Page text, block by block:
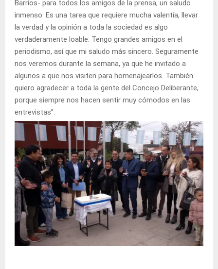
Barrios- para todos los amigos de la prensa, un saludo
inmenso. Es una tarea que requiere mucha valentía, llevar
la verdad y la opinión a toda la sociedad es algo
verdaderamente loable. Tengo grandes amigos en el
periodismo, así que mi saludo más sincero. Seguramente
nos veremos durante la semana, ya que he invitado a
algunos a que nos visiten para homenajearlos. También
quiero agradecer a toda la gente del Concejo Deliberante,
porque siempre nos hacen sentir muy cómodos en las
entrevistas”.